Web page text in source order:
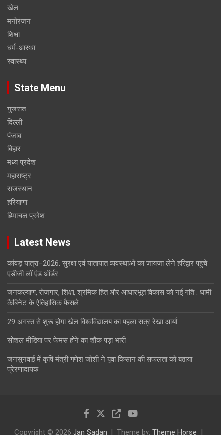
खेल
मनोरंजन
शिक्षा
धर्म-आस्था
स्वास्थ्य
State Menu
गुजरात
दिल्ली
पंजाब
बिहार
मध्य प्रदेश
महाराष्ट्र
राजस्थान
हरियाणा
हिमाचल प्रदेश
Latest News
कांवड़ यात्रा–2026: सुरक्षा एवं यातायात व्यवस्थाओं का जायजा लेने हरिद्वार पहुंचे
एडीजी लॉ एंड ऑर्डर
जनकल्याण, रोजगार, शिक्षा, श्रमिक हित और आधारभूत विकास को नई गति : धामी
कैबिनेट के ऐतिहासिक फैसले
29 अगस्त से शुरू होगा खेल विश्वविद्यालय का पहला सत्र रेखा आर्या
सोशल मीडिया पर फेमस होने का शौक पड़ा भारी
जनसुनवाई में कृषि मंत्री गणेश जोशी ने युवा किसान की सफलता को बताया
प्रेरणादायक
Copyright © 2026 Jan Sadan Theme by: Theme Horse